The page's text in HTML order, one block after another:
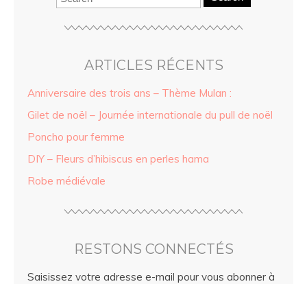
ARTICLES RÉCENTS
Anniversaire des trois ans – Thème Mulan :
Gilet de noël – Journée internationale du pull de noël
Poncho pour femme
DIY – Fleurs d’hibiscus en perles hama
Robe médiévale
RESTONS CONNECTÉS
Saisissez votre adresse e-mail pour vous abonner à